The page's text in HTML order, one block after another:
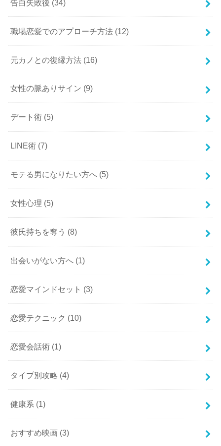
告白失敗後 (34)
職場恋愛でのアプローチ方法 (12)
元カノとの復縁方法 (16)
女性の脈ありサイン (9)
デート術 (5)
LINE術 (7)
モテる男になりたい方へ (5)
女性心理 (5)
彼氏持ちを奪う (8)
出会いがない方へ (1)
恋愛マインドセット (3)
恋愛テクニック (10)
恋愛会話術 (1)
タイプ別攻略 (4)
健康系 (1)
おすすめ映画 (3)